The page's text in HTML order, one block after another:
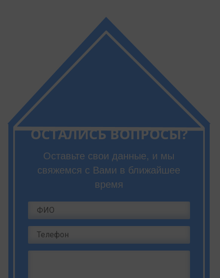
ОСТАЛИСЬ ВОПРОСЫ?
Оставьте свои данные, и мы
свяжемся с Вами в ближайшее
время